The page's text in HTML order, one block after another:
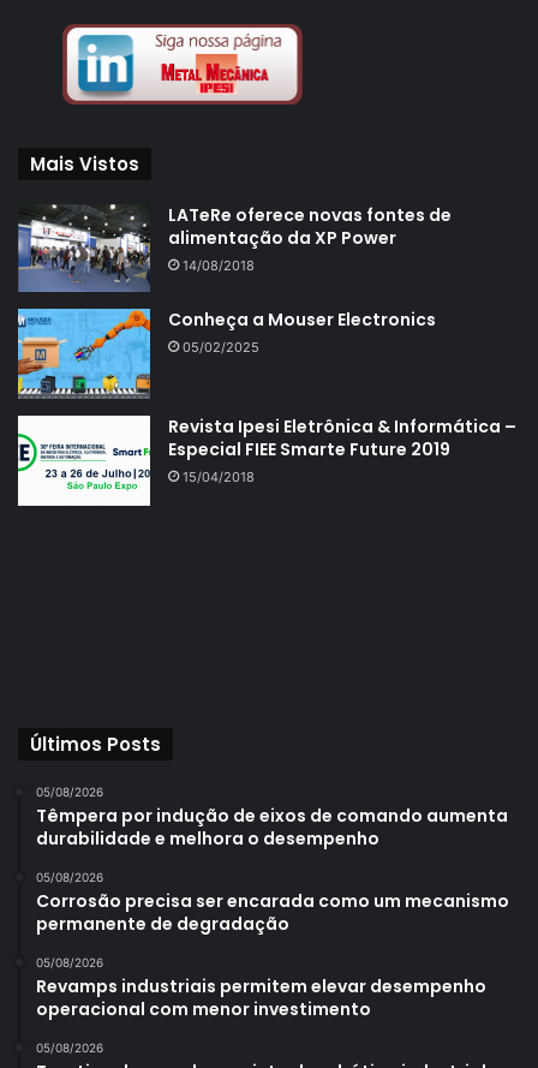
Mais Vistos
LATeRe oferece novas fontes de
alimentação da XP Power
14/08/2018
Conheça a Mouser Electronics
05/02/2025
Revista Ipesi Eletrônica & Informática –
Especial FIEE Smarte Future 2019
15/04/2018
Últimos Posts
05/08/2026
Têmpera por indução de eixos de comando aumenta
durabilidade e melhora o desempenho
05/08/2026
Corrosão precisa ser encarada como um mecanismo
permanente de degradação
05/08/2026
Revamps industriais permitem elevar desempenho
operacional com menor investimento
05/08/2026